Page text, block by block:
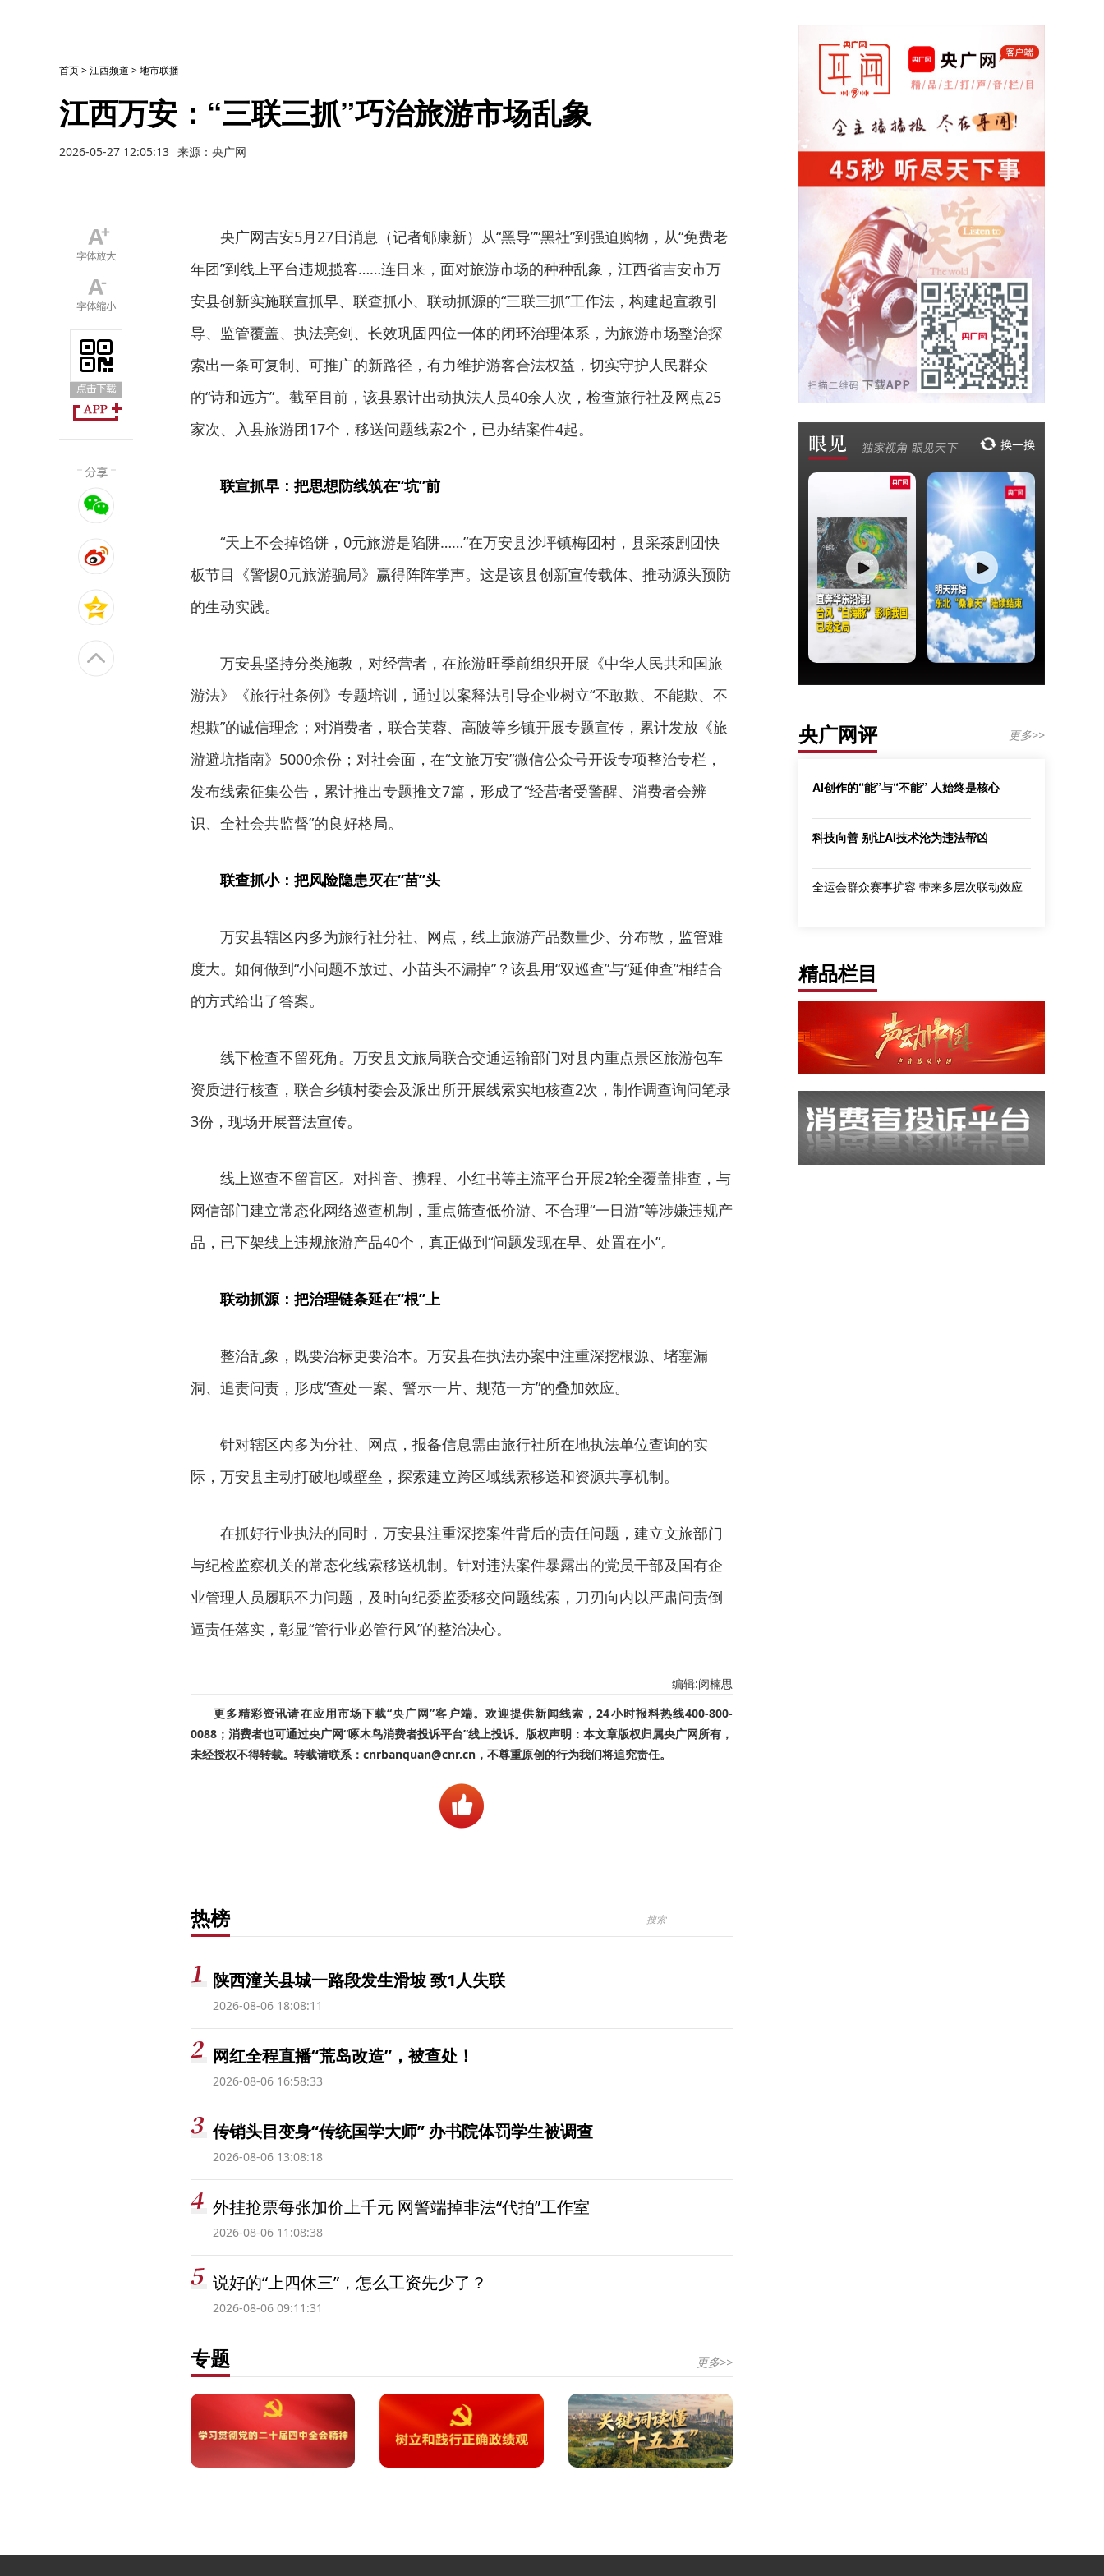
首页>江西频道 >地市联播
江西万安：“三联三抓”巧治旅游市场乱象
2026-05-27 12:05:13 来源：央广网
央广网吉安5月27日消息（记者郇康新）从“黑导”“黑社”到强迫购物，从“免费老
年团”到线上平台违规揽客……连日来，面对旅游市场的种种乱象，江西省吉安市万
安县创新实施联宣抓早、联查抓小、联动抓源的“三联三抓”工作法，构建起宣教引
导、监管覆盖、执法亮剑、长效巩固四位一体的闭环治理体系，为旅游市场整治探
索出一条可复制、可推广的新路径，有力维护游客合法权益，切实守护人民群众
的“诗和远方”。截至目前，该县累计出动执法人员40余人次，检查旅行社及网点25
家次、入县旅游团17个，移送问题线索2个，已办结案件4起。
联宣抓早：把思想防线筑在“坑”前
“天上不会掉馅饼，0元旅游是陷阱……”在万安县沙坪镇梅团村，县采茶剧团快
板节目《警惕0元旅游骗局》赢得阵阵掌声。这是该县创新宣传载体、推动源头预防
的生动实践。
万安县坚持分类施教，对经营者，在旅游旺季前组织开展《中华人民共和国旅
游法》《旅行社条例》专题培训，通过以案释法引导企业树立“不敢欺、不能欺、不
想欺”的诚信理念；对消费者，联合芙蓉、高陂等乡镇开展专题宣传，累计发放《旅
游避坑指南》5000余份；对社会面，在“文旅万安”微信公众号开设专项整治专栏，
发布线索征集公告，累计推出专题推文7篇，形成了“经营者受警醒、消费者会辨
识、全社会共监督”的良好格局。
联查抓小：把风险隐患灭在“苗”头
万安县辖区内多为旅行社分社、网点，线上旅游产品数量少、分布散，监管难
度大。如何做到“小问题不放过、小苗头不漏掉”？该县用“双巡查”与“延伸查”相结合
的方式给出了答案。
线下检查不留死角。万安县文旅局联合交通运输部门对县内重点景区旅游包车
资质进行核查，联合乡镇村委会及派出所开展线索实地核查2次，制作调查询问笔录
3份，现场开展普法宣传。
线上巡查不留盲区。对抖音、携程、小红书等主流平台开展2轮全覆盖排查，与
网信部门建立常态化网络巡查机制，重点筛查低价游、不合理“一日游”等涉嫌违规产
品，已下架线上违规旅游产品40个，真正做到“问题发现在早、处置在小”。
联动抓源：把治理链条延在“根”上
整治乱象，既要治标更要治本。万安县在执法办案中注重深挖根源、堵塞漏
洞、追责问责，形成“查处一案、警示一片、规范一方”的叠加效应。
针对辖区内多为分社、网点，报备信息需由旅行社所在地执法单位查询的实
际，万安县主动打破地域壁垒，探索建立跨区域线索移送和资源共享机制。
在抓好行业执法的同时，万安县注重深挖案件背后的责任问题，建立文旅部门
与纪检监察机关的常态化线索移送机制。针对违法案件暴露出的党员干部及国有企
业管理人员履职不力问题，及时向纪委监委移交问题线索，刀刃向内以严肃问责倒
逼责任落实，彰显“管行业必管行风”的整治决心。
编辑:闵楠思
更多精彩资讯请在应用市场下载“央广网”客户端。欢迎提供新闻线索，24小时报料热线400-800-
0088；消费者也可通过央广网“啄木鸟消费者投诉平台”线上投诉。版权声明：本文章版权归属央广网所有，
未经授权不得转载。转载请联系：cnrbanquan@cnr.cn，不尊重原创的行为我们将追究责任。
热榜
陕西潼关县城一路段发生滑坡 致1人失联
2026-08-06 18:08:11
网红全程直播“荒岛改造”，被查处！
2026-08-06 16:58:33
传销头目变身“传统国学大师” 办书院体罚学生被调查
2026-08-06 13:08:18
外挂抢票每张加价上千元 网警端掉非法“代拍”工作室
2026-08-06 11:08:38
说好的“上四休三”，怎么工资先少了？
2026-08-06 09:11:31
专题 更多>>
央广网评 更多>>
AI创作的“能”与“不能” 人始终是核心
科技向善 别让AI技术沦为违法帮凶
全运会群众赛事扩容 带来多层次联动效应
精品栏目